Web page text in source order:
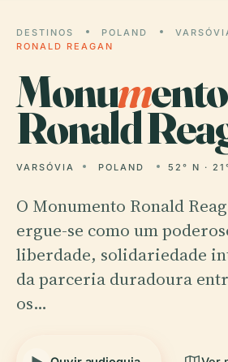
DESTINOS POLAND
RONALD REAGAN
Monumento
Ronald
VARSÓVIA POLAND 52° N ·
O Monumento Ronald
ergue-se como um
liberdade, solidariedade
da parceria duradoura
os…